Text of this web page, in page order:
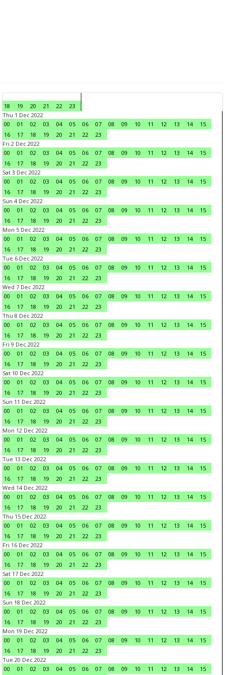
18 19 20 21 22
23
Thu 1 Dec 2022
00
01 02 03 04 05 06 07 08 09 10 11 12 13 14
15
16
17 18 19 20 21 22
23
Fri 2 Dec 2022
00
01 02 03 04 05 06 07 08 09 10 11 12 13 14
15
16
17 18 19 20 21 22
23
Sat 3 Dec 2022
00
01 02 03 04 05 06 07 08 09 10 11 12 13 14
15
16
17 18 19 20 21 22
23
Sun 4 Dec 2022
00
01 02 03 04 05 06 07 08 09 10 11 12 13 14
15
16
17 18 19 20 21 22
23
Mon 5 Dec 2022
00
01 02 03 04 05 06 07 08 09 10 11 12 13 14
15
16
17 18 19 20 21 22
23
Tue 6 Dec 2022
00
01 02 03 04 05 06 07 08 09 10 11 12 13 14
15
16
17 18 19 20 21 22
23
Wed 7 Dec 2022
00
01 02 03 04 05 06 07 08 09 10 11 12 13 14
15
16
17 18 19 20 21 22
23
Thu 8 Dec 2022
00
01 02 03 04 05 06 07 08 09 10 11 12 13 14
15
16
17 18 19 20 21 22
23
Fri 9 Dec 2022
00
01 02 03 04 05 06 07 08 09 10 11 12 13 14
15
16
17 18 19 20 21 22
23
Sat 10 Dec 2022
00
01 02 03 04 05 06 07 08 09 10 11 12 13 14
15
16
17 18 19 20 21 22
23
Sun 11 Dec 2022
00
01 02 03 04 05 06 07 08 09 10 11 12 13 14
15
16
17 18 19 20 21 22
23
Mon 12 Dec 2022
00
01 02 03 04 05 06 07 08 09 10 11 12 13 14
15
16
17 18 19 20 21 22
23
Tue 13 Dec 2022
00
01 02 03 04 05 06 07 08 09 10 11 12 13 14
15
16
17 18 19 20 21 22
23
Wed 14 Dec 2022
00
01 02 03 04 05 06 07 08 09 10 11 12 13 14
15
16
17 18 19 20 21 22
23
Thu 15 Dec 2022
00
01 02 03 04 05 06 07 08 09 10 11 12 13 14
15
16
17 18 19 20 21 22
23
Fri 16 Dec 2022
00
01 02 03 04 05 06 07 08 09 10 11 12 13 14
15
16
17 18 19 20 21 22
23
Sat 17 Dec 2022
00
01 02 03 04 05 06 07 08 09 10 11 12 13 14
15
16
17 18 19 20 21 22
23
Sun 18 Dec 2022
00
01 02 03 04 05 06 07 08 09 10 11 12 13 14
15
16
17 18 19 20 21 22
23
Mon 19 Dec 2022
00
01 02 03 04 05 06 07 08 09 10 11 12 13 14
15
16
17 18 19 20 21 22
23
Tue 20 Dec 2022
00
01 02 03 04 05 06 07 08 09 10 11 12 13 14
15